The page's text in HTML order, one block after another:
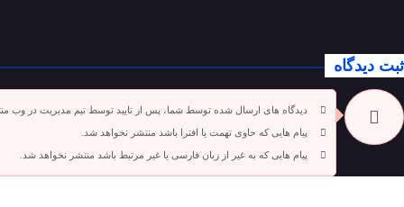
ثبت دیدگاه
دیدگاه های ارسال شده توسط شما، پس از تایید توسط تیم مدیریت در وب
پیام هایی که حاوی تهمت یا افترا باشد منتشر نخواهد شد.
پیام هایی که به غیر از زبان فارسی یا غیر مرتبط باشد منتشر نخواهد شد.